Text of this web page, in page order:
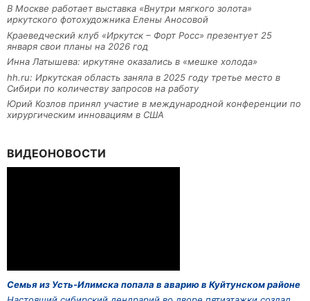
В Москве работает выставка «Внутри мягкого золота»
иркутского фотохудожника Елены Аносовой
Краеведческий клуб «Иркутск – Форт Росс» презентует 25
января свои планы на 2026 год
Инна Латышева: иркутяне оказались в «мешке холода»
hh.ru: Иркутская область заняла в 2025 году третье место в
Сибири по количеству запросов на работу
Юрий Козлов принял участие в международной конференции по
хирургическим инновациям в США
ВИДЕОНОВОСТИ
Семья из Усть-Илимска попала в аварию в Куйтунском районе